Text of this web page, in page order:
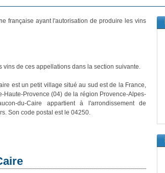
française ayant l'autorisation de produire les vins
vins de ces appellations dans la section suivante.
est un petit village situé au sud est de la France,
Haute-Provence (04) de la région Provence-Alpes-
du-Caire appartient à l'arrondissement de
Son code postal est le 04250.